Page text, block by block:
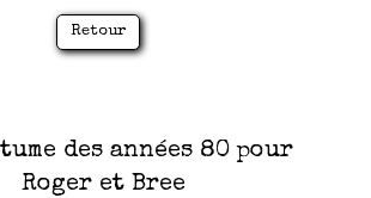
des années 80 pour
Roger et Bree
Retour